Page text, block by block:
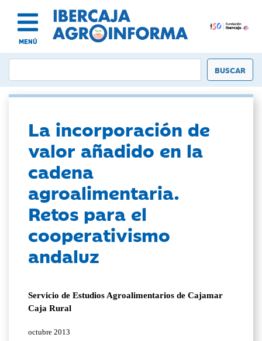
MENÚ
La incorporación de
valor añadido en la
cadena
agroalimentaria.
Retos para el
cooperativismo
andaluz
Servicio de Estudios Agroalimentarios de Cajamar
Caja Rural
octubre 2013